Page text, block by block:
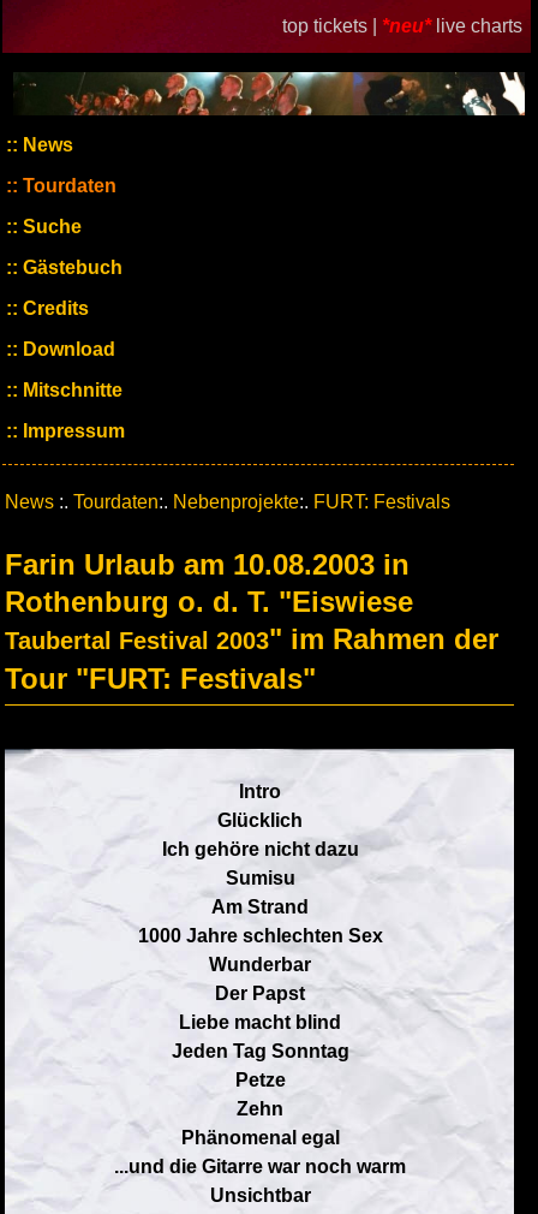
top tickets | *neu* live charts
News
Tourdaten
Suche
Gästebuch
Credits
Download
Mitschnitte
Impressum
News :. Tourdaten:. Nebenprojekte:. FURT: Festivals
Farin Urlaub am 10.08.2003 in
Rothenburg o. d. T. "Eiswiese
Taubertal Festival 2003" im Rahmen der
Tour "FURT: Festivals"
Intro
Glücklich
Ich gehöre nicht dazu
Sumisu
Am Strand
1000 Jahre schlechten Sex
Wunderbar
Der Papst
Liebe macht blind
Jeden Tag Sonntag
Petze
Zehn
Phänomenal egal
...und die Gitarre war noch warm
Unsichtbar